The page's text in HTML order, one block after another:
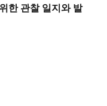
한 관찰 일지와 발